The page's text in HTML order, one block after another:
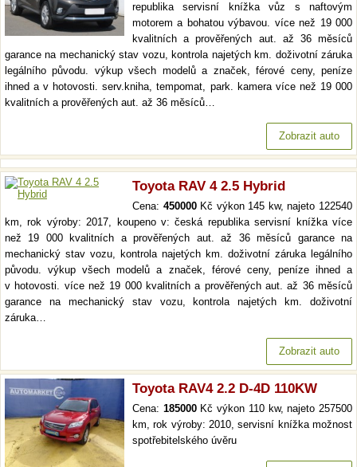
republika servisní knížka vůz s naftovým
motorem a bohatou výbavou. více než 19 000
kvalitních a prověřených aut. až 36 měsíců
garance na mechanický stav vozu, kontrola najetých km. doživotní záruka
legálního původu. výkup všech modelů a značek, férové ceny, peníze
ihned a v hotovosti. serv.kniha, tempomat, park. kamera více než 19 000
kvalitních a prověřených aut. až 36 měsíců…
Zobrazit auto
Toyota RAV 4 2.5 Hybrid
Cena: 450000Kč výkon 145 kw, najeto 122540
km, rok výroby: 2017, koupeno v: česká republika servisní knížka více
než 19 000 kvalitních a prověřených aut. až 36 měsíců garance na
mechanický stav vozu, kontrola najetých km. doživotní záruka legálního
původu. výkup všech modelů a značek, férové ceny, peníze ihned a
v hotovosti. více než 19 000 kvalitních a prověřených aut. až 36 měsíců
garance na mechanický stav vozu, kontrola najetých km. doživotní
záruka…
Zobrazit auto
Toyota RAV4 2.2 D-4D 110KW
Cena: 185000Kč výkon 110 kw, najeto 257500
km, rok výroby: 2010, servisní knížka možnost
spotřebitelského úvěru